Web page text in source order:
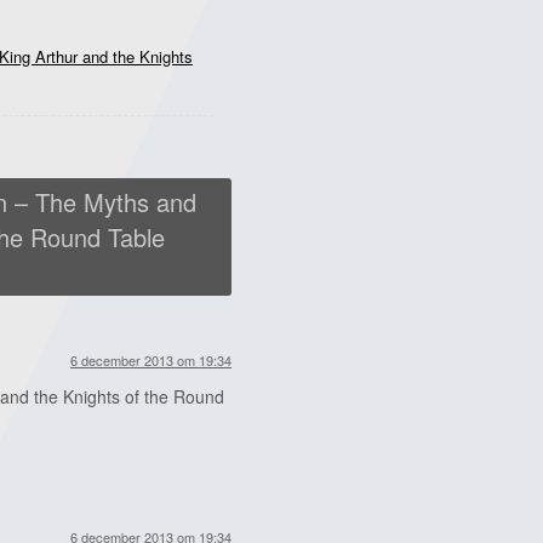
Arthur and the Knights
– The Myths and
Round Table
6 december 2013 om 19:34
the Knights of the Round
6 december 2013 om 19:34